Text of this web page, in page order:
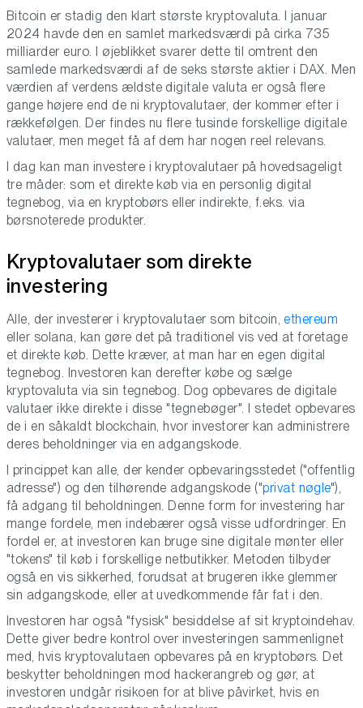
Bitcoin er stadig den klart største kryptovaluta. I januar
2024 havde den en samlet markedsværdi på cirka 735
milliarder euro. I øjeblikket svarer dette til omtrent den
samlede markedsværdi af de seks største aktier i DAX. Men
værdien af ​​verdens ældste digitale valuta er også flere
gange højere end de ni kryptovalutaer, der kommer efter i
rækkefølgen. Der findes nu flere tusinde forskellige digitale
valutaer, men meget få af dem har nogen reel relevans.
I dag kan man investere i kryptovalutaer på hovedsageligt
tre måder: som et direkte køb via en personlig digital
tegnebog, via en kryptobørs eller indirekte, f.eks. via
børsnoterede produkter.
Kryptovalutaer som direkte
investering
Alle, der investerer i kryptovalutaer som bitcoin,ethereum
eller solana, kan gøre det på traditionel vis ved at foretage
et direkte køb. Dette kræver, at man har en egen digital
tegnebog. Investoren kan derefter købe og sælge
kryptovaluta via sin tegnebog. Dog opbevares de digitale
valutaer ikke direkte i disse "tegnebøger". I stedet opbevares
de i en såkaldt blockchain, hvor investorer kan administrere
deres beholdninger via en adgangskode.
I princippet kan alle, der kender opbevaringsstedet ("offentlig
adresse") og den tilhørende adgangskode ("privat nøgle"),
få adgang til beholdningen. Denne form for investering har
mange fordele, men indebærer også visse udfordringer. En
fordel er, at investoren kan bruge sine digitale mønter eller
"tokens" til køb i forskellige netbutikker. Metoden tilbyder
også en vis sikkerhed, forudsat at brugeren ikke glemmer
sin adgangskode, eller at uvedkommende får fat i den.
Investoren har også "fysisk" besiddelse af sit kryptoindehav.
Dette giver bedre kontrol over investeringen sammenlignet
med, hvis kryptovalutaen opbevares på en kryptobørs. Det
beskytter beholdningen mod hackerangreb og gør, at
investoren undgår risikoen for at blive påvirket, hvis en